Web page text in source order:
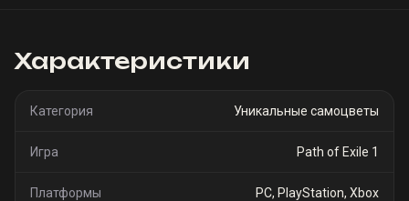
Характеристики
Категория Уникальные самоцветы
Игра Path of Exile 1
Платформы PC, PlayStation, Xbox